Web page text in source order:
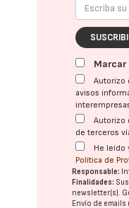
Autorizo
avisos
Autorizo
de terceros
He leído
Política de
Responsable:
Finalidades:
newsletter(s).
Envío de